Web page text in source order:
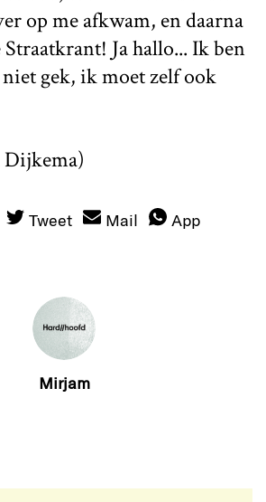
op me afkwam, en daarna
Ja hallo... Ik ben
gek, ik moet zelf ook
Tweet Mail App
Mirjam